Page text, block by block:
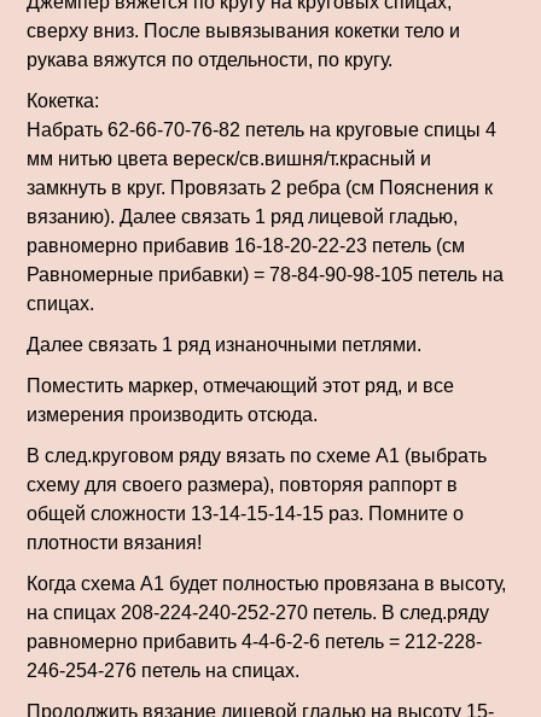
сверху вниз. После вывязывания кокетки тело и
рукава вяжутся по отдельности, по кругу.
Кокетка:
Набрать 62-66-70-76-82 петель на круговые спицы 4
мм нитью цвета вереск/св.вишня/т.красный и
замкнуть в круг. Провязать 2 ребра (см Пояснения к
вязанию). Далее связать 1 ряд лицевой гладью,
равномерно прибавив 16-18-20-22-23 петель (см
Равномерные прибавки) = 78-84-90-98-105 петель на
спицах.
Далее связать 1 ряд изнаночными петлями.
Поместить маркер, отмечающий этот ряд, и все
измерения производить отсюда.
В след.круговом ряду вязать по схеме А1 (выбрать
схему для своего размера), повторяя раппорт в
общей сложности 13-14-15-14-15 раз. Помните о
плотности вязания!
Когда схема А1 будет полностью провязана в высоту,
на спицах 208-224-240-252-270 петель. В след.ряду
равномерно прибавить 4-4-6-2-6 петель = 212-228-
246-254-276 петель на спицах.
Продолжить вязание лицевой гладью на высоту 15-